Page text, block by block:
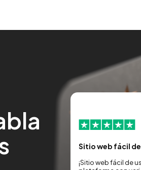
nueva
Sitio web fácil
¡Sitio web fácil de